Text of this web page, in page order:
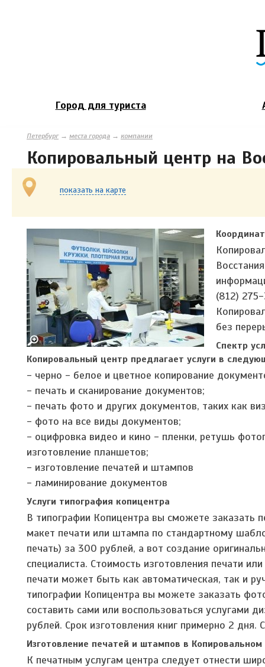
Город для туриста
Петербург→ места города → компании
Копировальный центр на
показать на карте
(812)
без
Спектр
Копировальный центр предлагает услуги в
- черно - белое и цветное копирование
- печать и сканирование документов;
- печать фото и других документов, таких как
- фото на все виды документов;
- оцифровка видео и кино - пленки, ретушь
изготовление планшетов;
- изготовление печатей и штампов
- ламинирование документов
Услуги типография копицентра
В типографии Копицентра вы сможете заказать
макет печати или штампа по стандартному
печать) за 300 рублей, а вот создание
специалиста. Стоимость изготовления печати
печати может быть как автоматическая, так и
типографии Копицентра вы можете заказать
составить сами или воспользоваться услугами
рублей. Срок изготовления книг примерно 2
Изготовление печатей и штампов в
К печатным услугам центра следует отнести